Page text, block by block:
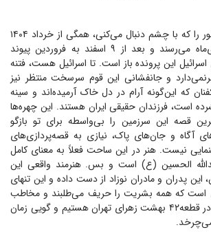
تاریخ شهادت‌ها روی قبور را که با چشم دنبال می‌کنی، همگی از خرداد ۱۴۰۴
آغاز می‌شوند و به دی‌ماه می‌رسند و بعد از ۹ اسفند به فروردین پیوند
این پرونده باز است. تا اسرائیل هست، فتنه
و جانفشانی این قوم سرسخت منتظر نیز
که این‌گونه آرام در دل خاک آرمیده‌اند و سینه
است، فرزندان حقیقی ایران هستند. این چهره‌ها
قصه این سرزمین را بی‌واسطه برای تو بازگو
آگاه و جان‌های پاک، نیازی به قصه‌پردازی‌های
نیست. هنر در این ساحت فعلاً به معنای کامل
الحسین (ع) است و بس. هنرمند واقعی این
این پدران و مادران نوزاد از دست داده و این تنهای
است که همه بشریت را حریف می‌طلبند و مخاطب
قرار می‌دهند. همچنان در قطعه۴۲ بهشت زهرای تهران هستیم و گویی زمان